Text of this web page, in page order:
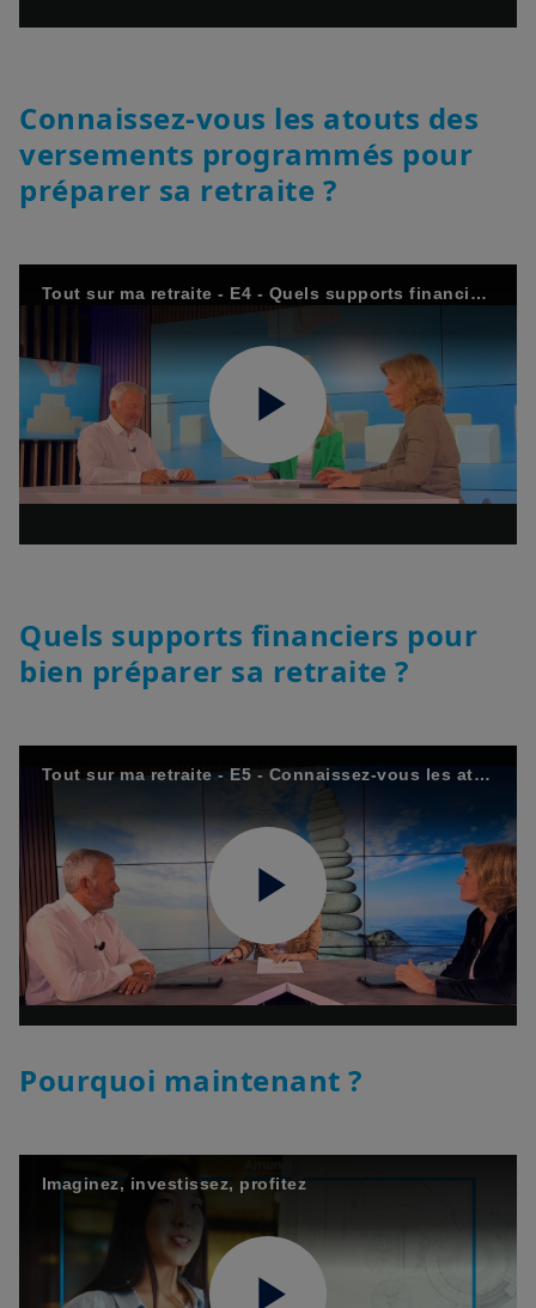
Connaissez-vous les atouts des
versements programmés pour
préparer sa retraite ?
Tout sur ma retraite - E4 - Quels supports financiers pour bien préparer sa retraite ?
Play
Quels supports financiers pour
bien préparer sa retraite ?
Tout sur ma retraite - E5 - Connaissez-vous les atouts des versements programmés pour préparer sa retraite ?
Play
Video
Pourquoi maintenant ?
Imaginez, investissez, profitez